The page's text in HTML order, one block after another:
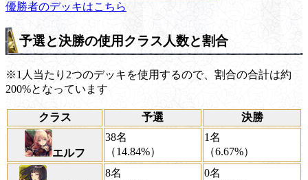
優勝者のデッキはこちら
予選と決勝の使用クラス人数と割合
※1人当たり2つのデッキを使用するので、割合の合計は約
200%となっています
クラス 予選 決勝
エルフ
38名
（14.84%）
1名
（6.67%）
8名
0名